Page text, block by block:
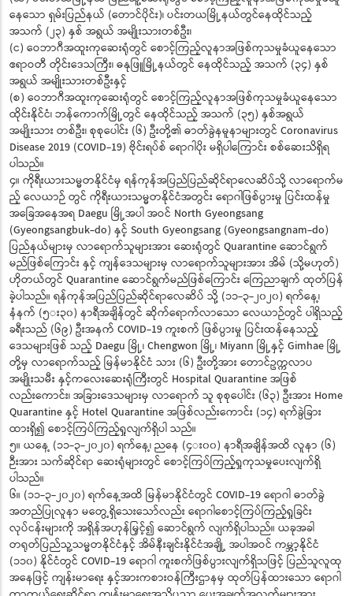
နေသော ရှမ်းပြည်နယ် (တောင်ပိုင်း)၊ ပင်းတယမြို့နယ်တွင်နေထိုင်သည့်
အသက် (၂၃) နှစ် အရွယ် အမျိုးသားတစ်ဦး၊
(င) ဝေဘာဂီအထူးကုဆေးရုံတွင် စောင့်ကြည့်လူနာအဖြစ်ကုသမှုခံယူနေသော
ဧရာဝတီ တိုင်းဒေသကြီး၊ ဓနုဖြူမြို့နယ်တွင် နေထိုင်သည့် အသက် (၃၄) နှစ်
အရွယ် အမျိုးသားတစ်ဦးနှင့်
(စ) ဝေဘာဂီအထူးကုဆေးရုံတွင် စောင့်ကြည့်လူနာအဖြစ်ကုသမှုခံယူနေသော
ထိုင်းနိုင်ငံ၊ ဘန်ကောက်မြို့တွင် နေထိုင်သည့် အသက် (၃၅) နှစ်အရွယ်
အမျိုးသား တစ်ဦး၊ စုစုပေါင်း (၆) ဦးတို့၏ ဓာတ်ခွဲနမူနာများတွင် Coronavirus
Disease 2019 (COVID-19) ဗိုင်းရပ်စ် ရောဂါပိုး မရှိပါကြောင်း စစ်ဆေးသိရှိရ
ပါသည်။
၄။ ကိုရီးယားသမ္မတနိုင်ငံမှ ရန်ကုန်အပြည်ပြည်ဆိုင်ရာလေဆိပ်သို့ လာရောက်မ
ည့် လေယာဉ် တွင် ကိုရီးယားသမ္မတနိုင်ငံအတွင်း ရောဂါဖြစ်ပွားမှု ပြင်းထန်မှု
အခြေအနေအရ Daegu မြို့အပါ အဝင် North Gyeongsang
(Gyeongsangbuk-do) နှင့် South Gyeongsang (Gyeongsangnam-do)
ပြည်နယ်များမှ လာရောက်သူများအား ဆေးရုံတွင် Quarantine ဆောင်ရွက်
မည်ဖြစ်ကြောင်း နှင့် ကျန်ဒေသများမှ လာရောက်သူများအား အိမ် (သို့မဟုတ်)
ဟိုတယ်တွင် Quarantine ဆောင်ရွက်မည်ဖြစ်ကြောင်း ကြေညာချက် ထုတ်ပြန်
ခဲ့ပါသည်။ ရန်ကုန်အပြည်ပြည်ဆိုင်ရာလေဆိပ် သို့ (၁၁-၃-၂၀၂၀) ရက်နေ့၊
နံနက် (၅း၃၀) နာရီအချိန်တွင် ဆိုက်ရောက်လာသော လေယာဉ်တွင် ပါရှိသည့်
ခရီးသည် (၆၉) ဦးအနက် COVID-19 ကူးစက် ဖြစ်ပွားမှု ပြင်းထန်နေသည့်
ဒေသများဖြစ် သည့် Daegu မြို့၊ Chengwon မြို့၊ Miyann မြို့နှင့် Gimhae မြို့
တို့မှ လာရောက်သည့် မြန်မာနိုင်ငံ သား (၆) ဦးတို့အား တောင်ဥက္ကလာပ
အမျိုးသမီး နှင့်ကလေးဆေးရုံကြီးတွင် Hospital Quarantine အဖြစ်
လည်းကောင်း၊ အခြားဒေသများမှ လာရောက် သူ စုစုပေါင်း (၆၃) ဦးအား Home
Quarantine နှင့် Hotel Quarantine အဖြစ်လည်းကောင်း (၁၄) ရက်ခွဲခြား
ထားရှိ၍ စောင့်ကြပ်ကြည့်ရှုလျက်ရှိပါ သည်။
၅။ ယနေ့ (၁၁-၃-၂၀၂၀) ရက်နေ့၊ ညနေ (၄း၀၀) နာရီအချိန်အထိ လူနာ (၆)
ဉီးအား သက်ဆိုင်ရာ ဆေးရုံများတွင် စောင့်ကြပ်ကြည့်ရှုကုသမှုပေးလျက်ရှိ
ပါသည်။
၆။ (၁၁-၃-၂၀၂၀) ရက်နေ့အထိ မြန်မာနိုင်ငံတွင် COVID-19 ရောဂါ ဓာတ်ခွဲ
အတည်ပြုလူနာ မတွေ့ရှိသေးသော်လည်း ရောဂါစောင့်ကြပ်ကြည့်ရှုခြင်း
လုပ်ငန်းများကို အရှိန်အဟုန်မြှင့်၍ ဆောင်ရွက် လျက်ရှိပါသည်။ ယခုအခါ
တရုတ်ပြည်သူ့သမ္မတနိုင်ငံနှင့် အိမ်နီးချင်းနိုင်ငံအချို့ အပါအဝင် ကမ္ဘာ့နိုင်ငံ
(၁၁၀) နိုင်ငံတွင် COVID-19 ရောဂါ ကူးစက်ဖြစ်ပွားလျက်ရှိသဖြင့် ပြည်သူလူထု
အနေဖြင့် ကျန်းမာရေး နှင့်အားကစားဝန်ကြီးဌာနမှ ထုတ်ပြန်ထားသော ရောဂါ